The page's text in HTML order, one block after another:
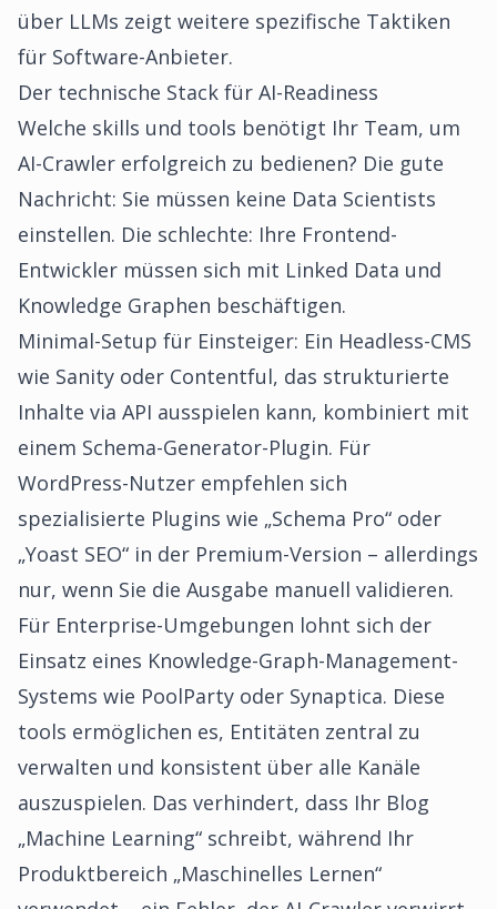
über LLMs zeigt weitere spezifische Taktiken
für Software-Anbieter.
Der technische Stack für AI-Readiness
Welche skills und tools benötigt Ihr Team, um
AI-Crawler erfolgreich zu bedienen? Die gute
Nachricht: Sie müssen keine Data Scientists
einstellen. Die schlechte: Ihre Frontend-
Entwickler müssen sich mit Linked Data und
Knowledge Graphen beschäftigen.
Minimal-Setup für Einsteiger: Ein Headless-CMS
wie Sanity oder Contentful, das strukturierte
Inhalte via API ausspielen kann, kombiniert mit
einem Schema-Generator-Plugin. Für
WordPress-Nutzer empfehlen sich
spezialisierte Plugins wie „Schema Pro“ oder
„Yoast SEO“ in der Premium-Version – allerdings
nur, wenn Sie die Ausgabe manuell validieren.
Für Enterprise-Umgebungen lohnt sich der
Einsatz eines Knowledge-Graph-Management-
Systems wie PoolParty oder Synaptica. Diese
tools ermöglichen es, Entitäten zentral zu
verwalten und konsistent über alle Kanäle
auszuspielen. Das verhindert, dass Ihr Blog
„Machine Learning“ schreibt, während Ihr
Produktbereich „Maschinelles Lernen“